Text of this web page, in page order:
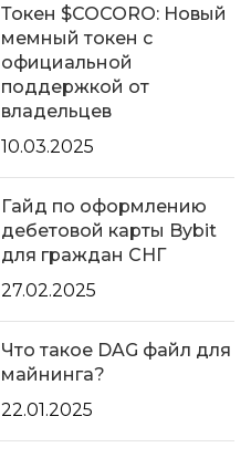
Токен $COCORO: Новый
мемный токен с
официальной
поддержкой от
владельцев
10.03.2025
Гайд по оформлению
дебетовой карты Bybit
для граждан СНГ
27.02.2025
Что такое DAG файл для
майнинга?
22.01.2025